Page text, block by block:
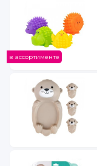
в ассортименте